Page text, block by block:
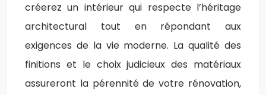
créerez un intérieur qui respecte l’héritage
architectural tout en répondant aux
exigences de la vie moderne. La qualité des
finitions et le choix judicieux des matériaux
assureront la pérennité de votre rénovation,